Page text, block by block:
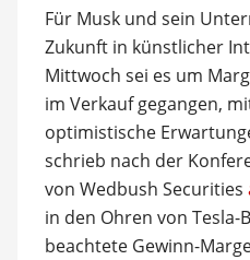
Für Musk und sein
Zukunft in künstlicher
Mittwoch sei es um
im Verkauf gegangen,
optimistische
schrieb nach der
von Wedbush Securities
in den Ohren von Tesla-
beachtete Gewinn-